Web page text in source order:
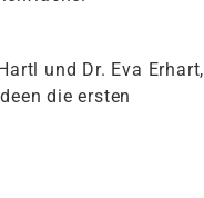
und Dr. Eva Erhart,
die ersten